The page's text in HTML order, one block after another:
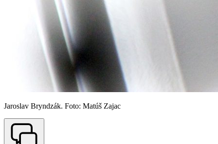
Jaroslav Bryndzák. Foto: Matúš Zajac